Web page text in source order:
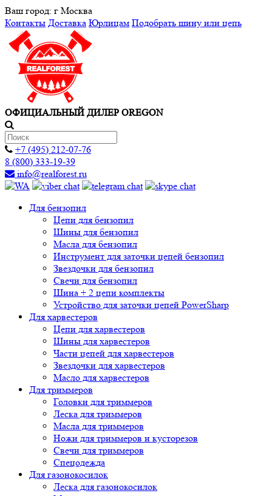
Ваш город: г Москва
Контакты Доставка Юрлицам Подобрать шину или цепь
ОФИЦИАЛЬНЫЙ ДИЛЕР OREGON
+7 (495) 212-07-76
8 (800) 333-19-39
info@realforest.ru
Для бензопил
Цепи для бензопил
Шины для бензопил
Масла для бензопил
Инструмент для заточки цепей бензопил
Звездочки для бензопил
Свечи для бензопил
Шина + 2 цепи комплекты
Устройство для заточки цепей PowerSharp
Для харвестеров
Цепи для харвестеров
Шины для харвестеров
Части цепей для харвестеров
Звездочки для харвестеров
Масло для харвестеров
Для триммеров
Головки для триммеров
Леска для триммеров
Масла для триммеров
Ножи для триммеров и кусторезов
Свечи для триммеров
Спецодежда
Для газонокосилок
Леска для газонокосилок